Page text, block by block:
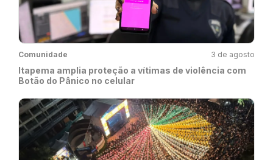
Comunidade 3 de agosto
Itapema amplia proteção a vítimas de violência com
Botão do Pânico no celular